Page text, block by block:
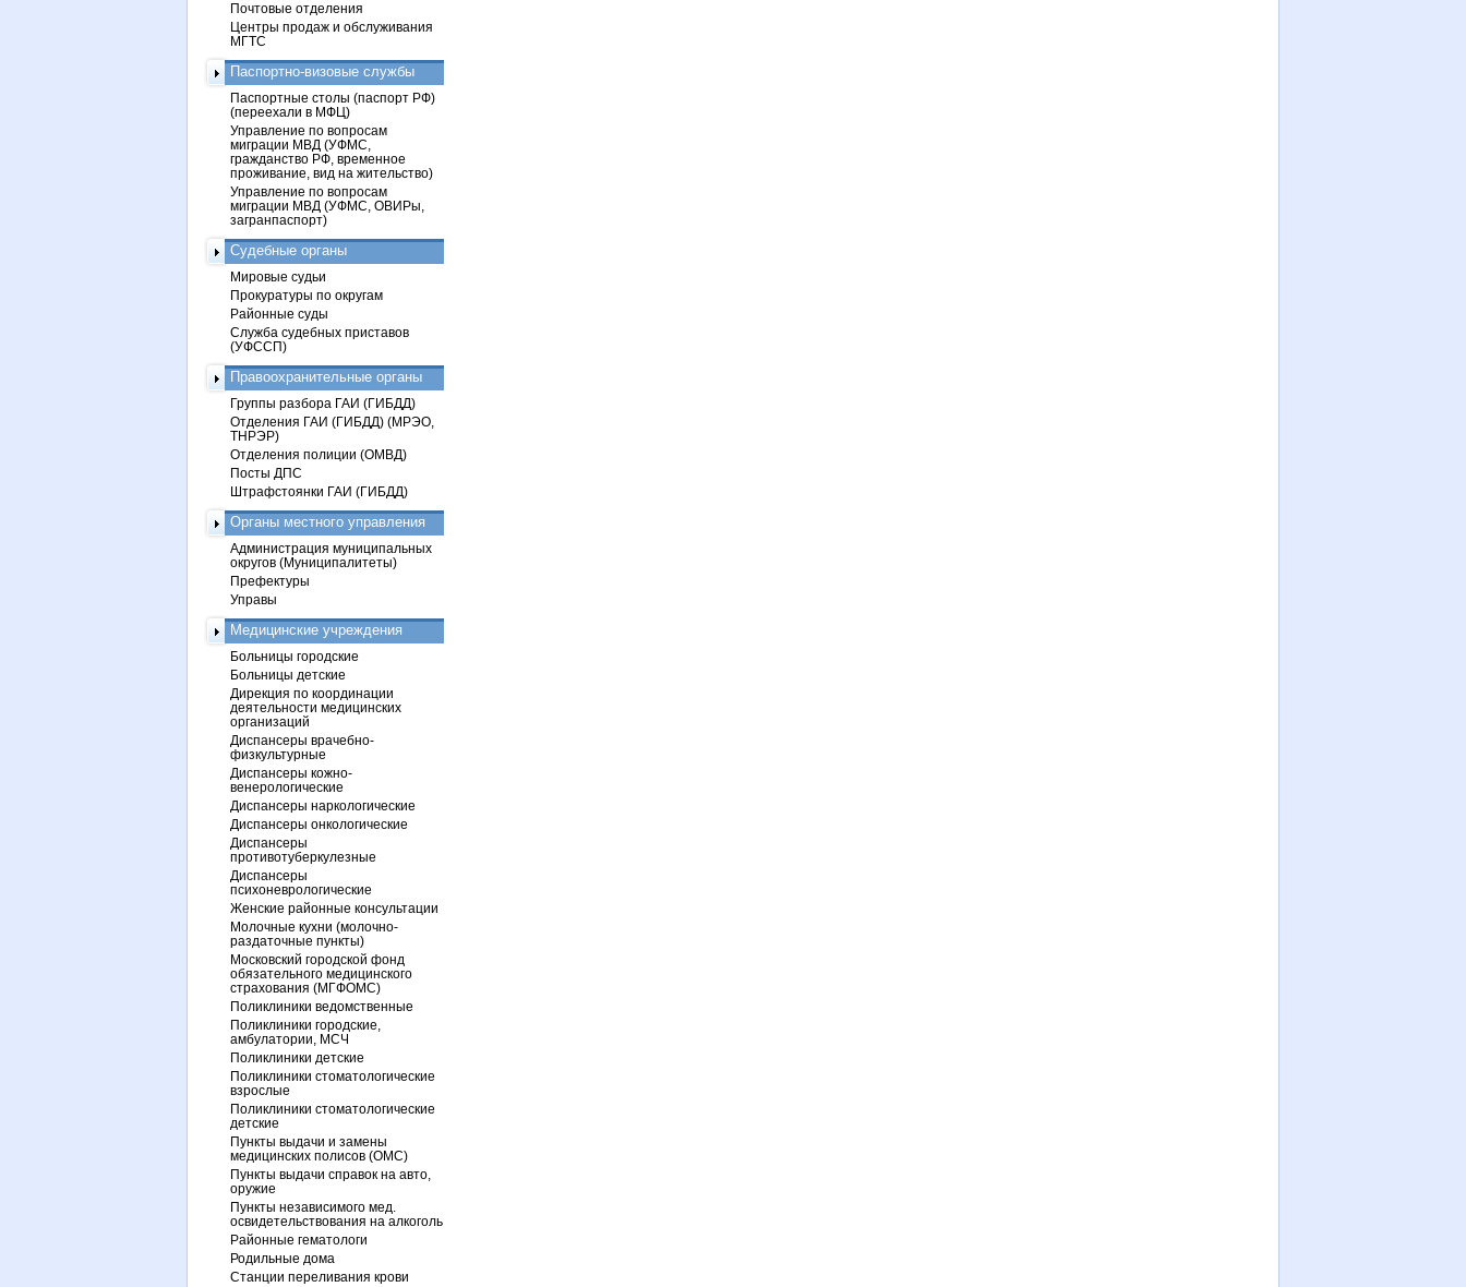
Почтовые отделения
Центры продаж и обслуживания
МГТС
Паспортно-визовые службы
Паспортные столы (паспорт РФ)
(переехали в МФЦ)
Управление по вопросам
миграции МВД (УФМС,
гражданство РФ, временное
проживание, вид на жительство)
Управление по вопросам
миграции МВД (УФМС, ОВИРы,
загранпаспорт)
Судебные органы
Мировые судьи
Прокуратуры по округам
Районные суды
Служба судебных приставов
(УФССП)
Правоохранительные органы
Группы разбора ГАИ (ГИБДД)
Отделения ГАИ (ГИБДД) (МРЭО,
ТНРЭР)
Отделения полиции (ОМВД)
Посты ДПС
Штрафстоянки ГАИ (ГИБДД)
Органы местного управления
Администрация муниципальных
округов (Муниципалитеты)
Префектуры
Управы
Медицинские учреждения
Больницы городские
Больницы детские
Дирекция по координации
деятельности медицинских
организаций
Диспансеры врачебно-
физкультурные
Диспансеры кожно-
венерологические
Диспансеры наркологические
Диспансеры онкологические
Диспансеры
противотуберкулезные
Диспансеры
психоневрологические
Женские районные консультации
Молочные кухни (молочно-
раздаточные пункты)
Московский городской фонд
обязательного медицинского
страхования (МГФОМС)
Поликлиники ведомственные
Поликлиники городские,
амбулатории, МСЧ
Поликлиники детские
Поликлиники стоматологические
взрослые
Поликлиники стоматологические
детские
Пункты выдачи и замены
медицинских полисов (ОМС)
Пункты выдачи справок на авто,
оружие
Пункты независимого мед.
освидетельствования на алкоголь
Районные гематологи
Родильные дома
Станции переливания крови